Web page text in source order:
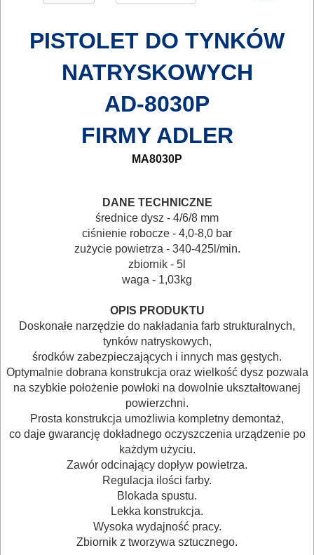
ELEKTRONARZĘDZI
MAGAZYNOWANIE
TRANSPORTOWANIE
POMIAROWE
ELEKTRY..
GLAZURNICZE
URZĄDZENIA
BUDOWLANE
MASZYNY
BRUKARSKIE
OBRÓBKA
PISTOLET DO TYNKÓW
NATRYSKOWYCH
AD-8030P
FIRMY ADLER
MA8030P
DANE TECHNICZNE
średnice dysz - 4/6/8 mm
ciśnienie robocze - 4,0-8,0 bar
zużycie powietrza - 340-425l/min.
zbiornik - 5l
waga - 1,03kg
OPIS PRODUKTU
Doskonałe narzędzie do nakładania farb strukturalnych,
tynków natryskowych,
środków zabezpieczających i innych mas gęstych.
Optymalnie dobrana konstrukcja oraz wielkość dysz pozwala
na szybkie położenie powłoki na dowolnie ukształtowanej
powierzchni.
Prosta konstrukcja umożliwia kompletny demontaż,
co daje gwarancję dokładnego oczyszczenia urządzenie po
każdym użyciu.
Zawór odcinający dopływ powietrza.
Regulacja ilości farby.
Blokada spustu.
Lekka konstrukcja.
Wysoka wydajność pracy.
Zbiornik z tworzywa sztucznego.